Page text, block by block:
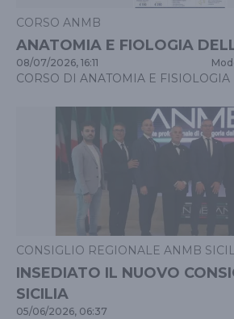
CORSO ANMB
ANATOMIA E FIOLOGIA
08/07/2026, 16:11
CORSO DI ANATOMIA E FISIOLOGIA
CONSIGLIO REGIONALE ANMB
INSEDIATO IL NUOVO CONSIGLIO
SICILIA
05/06/2026, 06:37